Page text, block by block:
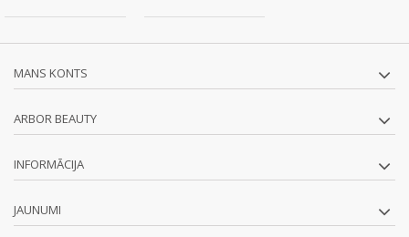
MANS KONTS
ARBOR BEAUTY
INFORMĀCIJA
JAUNUMI